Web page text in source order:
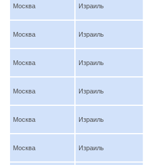
Москва Израиль
Москва Израиль
Москва Израиль
Москва Израиль
Москва Израиль
Москва Израиль